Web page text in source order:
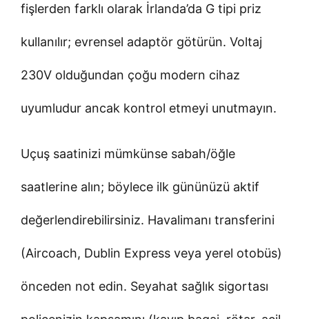
fişlerden farklı olarak İrlanda’da G tipi priz
kullanılır; evrensel adaptör götürün. Voltaj
230V olduğundan çoğu modern cihaz
uyumludur ancak kontrol etmeyi unutmayın.
Uçuş saatinizi mümkünse sabah/öğle
saatlerine alın; böylece ilk gününüzü aktif
değerlendirebilirsiniz. Havalimanı transferini
(Aircoach, Dublin Express veya yerel otobüs)
önceden not edin. Seyahat sağlık sigortası